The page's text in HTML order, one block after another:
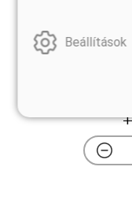
Beállítások